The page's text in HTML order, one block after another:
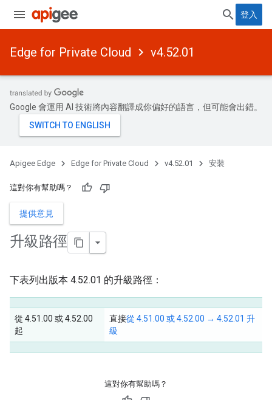
登入
Edge for Private Cloud v4.52.01
Google 會運用 AI 技術將內容翻譯成你偏好的語言，但可能會出錯。
Apigee Edge Edge for Private Cloud v4.52.01 安裝
這對你有幫助嗎？
提供意見
升級路徑
下表列出版本 4.52.01 的升級路徑：
從 4.51.00 或 4.52.00
起
直接從 4.51.00 或 4.52.00 → 4.52.01 升
級
這對你有幫助嗎？